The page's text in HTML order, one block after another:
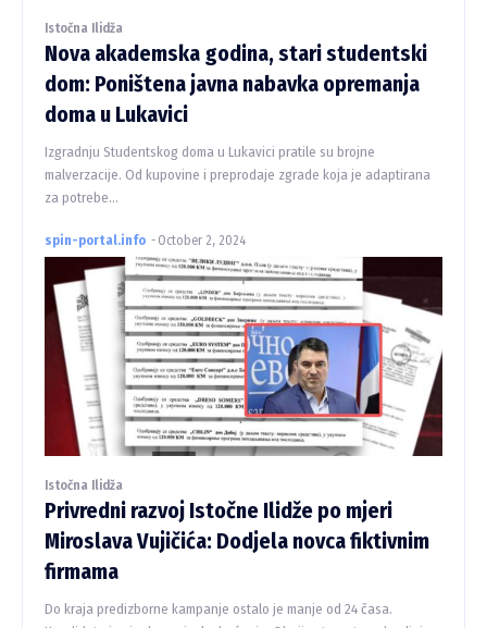
Istočna Ilidža
Nova akademska godina, stari studentski
dom: Poništena javna nabavka opremanja
doma u Lukavici
Izgradnju Studentskog doma u Lukavici pratile su brojne
malverzacije. Od kupovine i preprodaje zgrade koja je adaptirana
za potrebe...
spin-portal.info - October 2, 2024
Istočna Ilidža
Privredni razvoj Istočne Ilidže po mjeri
Miroslava Vujičića: Dodjela novca fiktivnim
firmama
Do kraja predizborne kampanje ostalo je manje od 24 časa.